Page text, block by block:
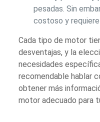
pesadas. Sin
costoso y
Cada tipo de motor
desventajas, y la
necesidades
recomendable hablar
obtener más
motor adecuado para